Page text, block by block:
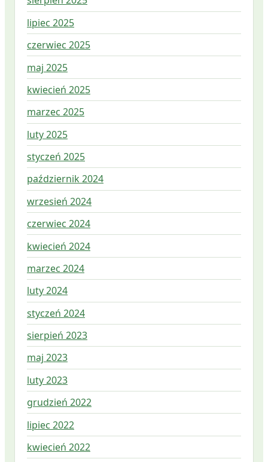
lipiec 2025
czerwiec 2025
maj 2025
kwiecień 2025
marzec 2025
luty 2025
styczeń 2025
październik 2024
wrzesień 2024
czerwiec 2024
kwiecień 2024
marzec 2024
luty 2024
styczeń 2024
sierpień 2023
maj 2023
luty 2023
grudzień 2022
lipiec 2022
kwiecień 2022